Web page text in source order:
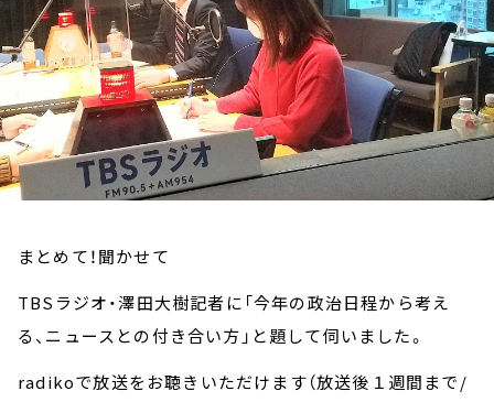
まとめて！聞かせて
TBSラジオ・澤田大樹記者に「今年の政治日程から考え
る、ニュースとの付き合い方」と題して伺いました。
radikoで放送をお聴きいただけます（放送後１週間まで/